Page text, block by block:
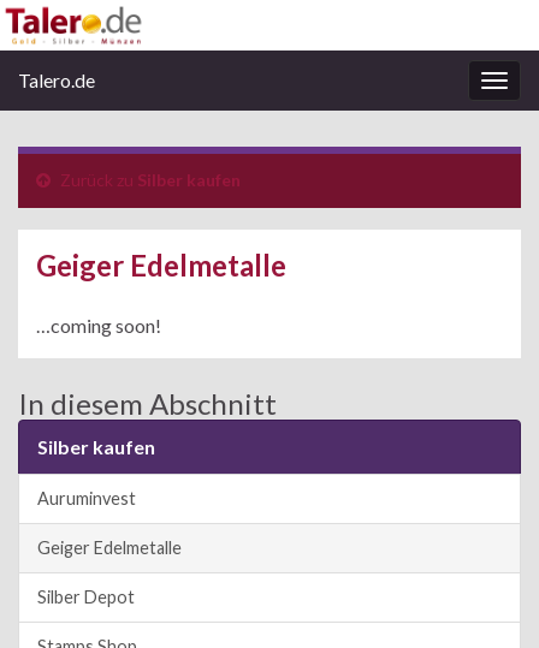
Talero.de
Zurück zu Silber kaufen
Geiger Edelmetalle
…coming soon!
In diesem Abschnitt
Silber kaufen
Auruminvest
Geiger Edelmetalle
Silber Depot